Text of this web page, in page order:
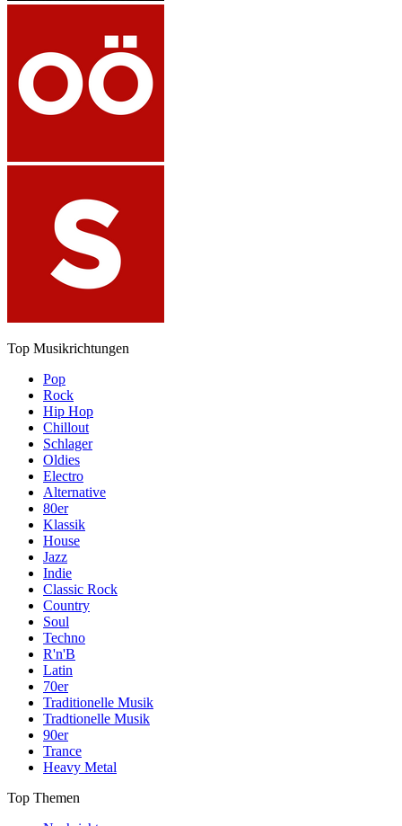
Top Musikrichtungen
Pop
Rock
Hip Hop
Chillout
Schlager
Oldies
Electro
Alternative
80er
Klassik
House
Jazz
Indie
Classic Rock
Country
Soul
Techno
R'n'B
Latin
70er
Traditionelle Musik
Tradtionelle Musik
90er
Trance
Heavy Metal
Top Themen